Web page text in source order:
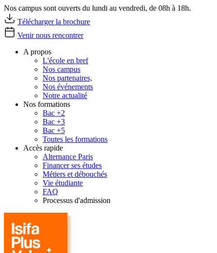
Nos campus sont ouverts du lundi au vendredi, de 08h à 18h.
Télécharger la brochure
Venir nous rencontrer
A propos
L'école en bref
Nos campus
Nos partenaires,
Nos événements
Notre actualité
Nos formations
Bac +2
Bac +3
Bac +5
Toutes les formations
Accès rapide
Alternance Paris
Financer ses études
Métiers et débouchés
Vie étudiante
FAQ
Processus d'admission